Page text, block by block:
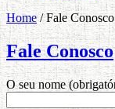
Home/Fale Conosco
Fale Conosco
O seu nome